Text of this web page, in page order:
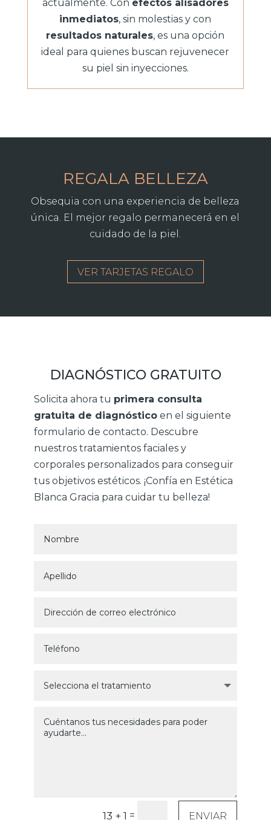
actualmente. Con efectos alisadores
inmediatos, sin molestias y con
resultados naturales, es una opción
ideal para quienes buscan rejuvenecer
su piel sin inyecciones.
REGALA BELLEZA
Obsequia con una experiencia de belleza
única. El mejor regalo permanecerá en el
cuidado de la piel.
VER TARJETAS REGALO
DIAGNÓSTICO GRATUITO
Solicita ahora tu primera consulta
gratuita de diagnóstico en el siguiente
formulario de contacto. Descubre
nuestros tratamientos faciales y
corporales personalizados para conseguir
tus objetivos estéticos. ¡Confía en Estética
Blanca Gracia para cuidar tu belleza!
13 + 1 = ENVIAR